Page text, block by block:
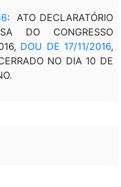
: ATO DECLARATÓRIO
DO CONGRESSO
DOU DE 17/11/2016,
NO DIA 10 DE